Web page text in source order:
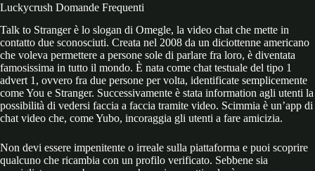
Luckycrush Domande Frequenti
Talk to Stranger è lo slogan di Omegle, la video chat che mette in
contatto due sconosciuti. Creata nel 2008 da un diciottenne americano
che voleva permettere a persone sole di parlare fra loro, è diventata
famosissima in tutto il mondo. È nata come chat testuale del tipo 1
advert 1, ovvero fra due persone per volta, identificate semplicemente
come You e Stranger. Successivamente è stata information agli utenti la
possibilità di vedersi faccia a faccia tramite video. Scimmia è un’app di
chat video che, come Yubo, incoraggia gli utenti a fare amicizia.
Non devi essere impenitente o irreale sulla piattaforma e puoi scoprire
qualcuno che ricambia con un profilo verificato. Sebbene sia